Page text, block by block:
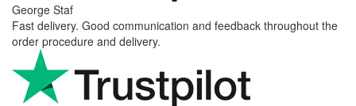
George Staf
Fast delivery. Good communication and feedback throughout the
order procedure and delivery.